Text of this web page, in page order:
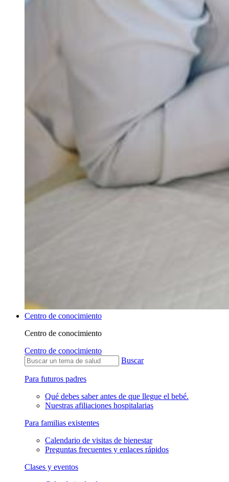
Centro de conocimiento
Centro de conocimiento
Centro de conocimiento
Buscar
Para futuros padres
Qué debes saber antes de que llegue el bebé.
Nuestras afiliaciones hospitalarias
Para familias existentes
Calendario de visitas de bienestar
Preguntas frecuentes y enlaces rápidos
Clases y eventos